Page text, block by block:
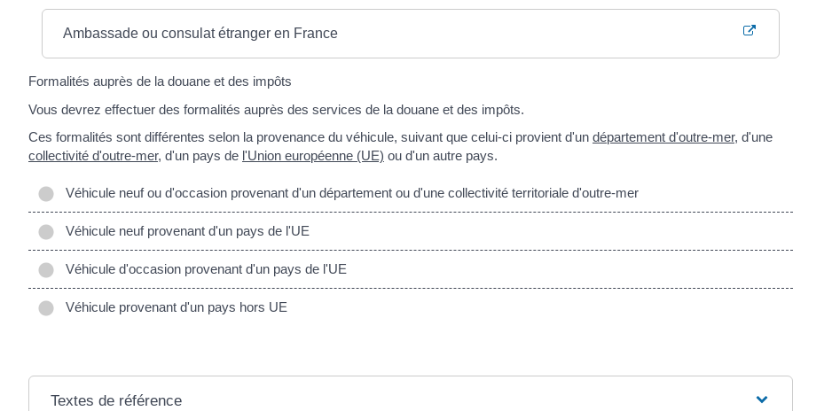
Ambassade ou consulat étranger en France
Formalités auprès de la douane et des impôts
Vous devrez effectuer des formalités auprès des services de la douane et des impôts.
Ces formalités sont différentes selon la provenance du véhicule, suivant que celui-ci provient d'un département d'outre-mer, d'une
collectivité d'outre-mer, d'un pays de l'Union européenne (UE) ou d'un autre pays.
Véhicule neuf ou d'occasion provenant d'un département ou d'une collectivité territoriale d'outre-mer
Véhicule neuf provenant d'un pays de l'UE
Véhicule d'occasion provenant d'un pays de l'UE
Véhicule provenant d'un pays hors UE
Textes de référence